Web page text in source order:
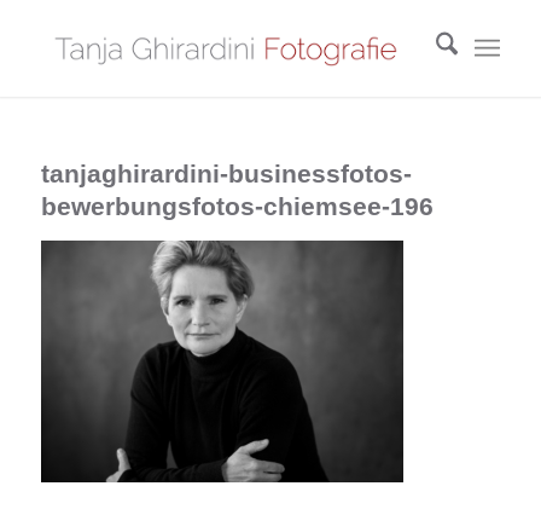
tanjaghirardini-businessfotos-
bewerbungsfotos-chiemsee-196